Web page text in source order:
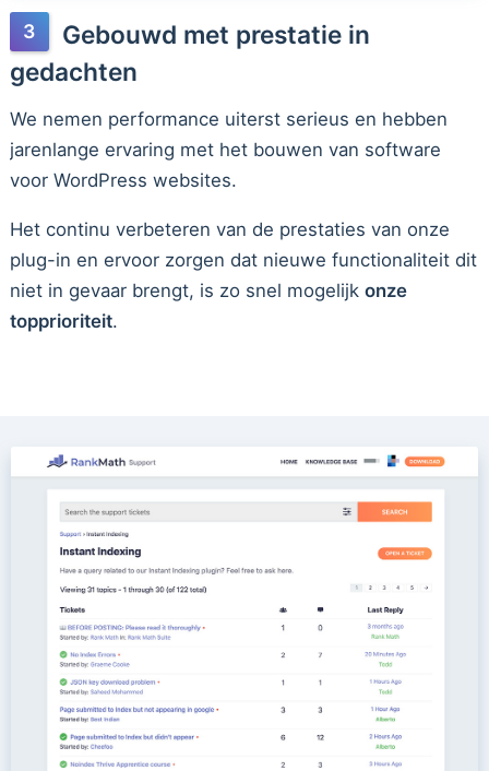
Gebouwd met prestatie in
gedachten
We nemen performance uiterst serieus en hebben
jarenlange ervaring met het bouwen van software
voor WordPress websites.
Het continu verbeteren van de prestaties van onze
plug-in en ervoor zorgen dat nieuwe functionaliteit dit
niet in gevaar brengt, is zo snel mogelijk onze
topprioriteit.